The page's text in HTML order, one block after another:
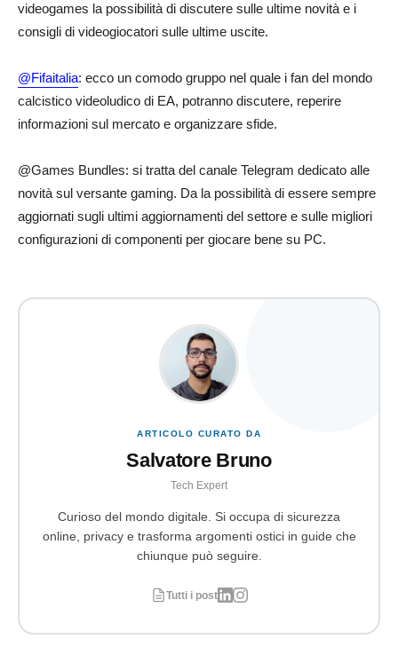
videogames la possibilità di discutere sulle ultime novità e i
consigli di videogiocatori sulle ultime uscite.
@Fifaitalia: ecco un comodo gruppo nel quale i fan del mondo
calcistico videoludico di EA, potranno discutere, reperire
informazioni sul mercato e organizzare sfide.
@Games Bundles: si tratta del canale Telegram dedicato alle
novità sul versante gaming. Da la possibilità di essere sempre
aggiornati sugli ultimi aggiornamenti del settore e sulle migliori
configurazioni di componenti per giocare bene su PC.
ARTICOLO CURATO DA
Salvatore Bruno
Tech Expert
Curioso del mondo digitale. Si occupa di sicurezza
online, privacy e trasforma argomenti ostici in guide che
chiunque può seguire.
Tutti i post